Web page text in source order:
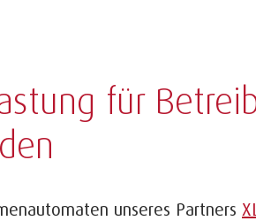
für
unseres Partners